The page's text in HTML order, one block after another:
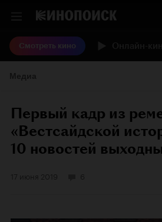
Смотреть кино
Первый кадр из
«Вестсайдcкой
10 новостей